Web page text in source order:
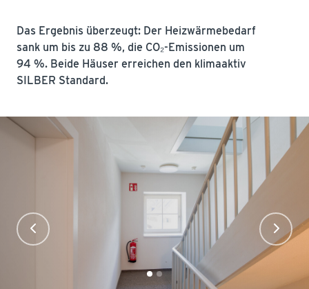
Das Ergebnis überzeugt: Der Heizwärmebedarf
sank um bis zu 88 %, die CO₂-Emissionen um
94 %. Beide Häuser erreichen den klimaaktiv
SILBER Standard.